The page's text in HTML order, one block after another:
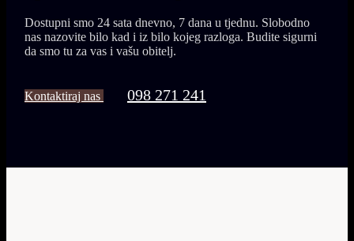
Dostupni smo 24 sata dnevno, 7 dana u tjednu. Slobodno
nas nazovite bilo kad i iz bilo kojeg razloga. Budite sigurni
da smo tu za vas i vašu obitelj.
Kontaktiraj nas 098 271 241